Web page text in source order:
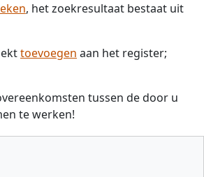
, het zoekresultaat bestaat uit
toevoegen aan het register;
tussen de door u
te werken!